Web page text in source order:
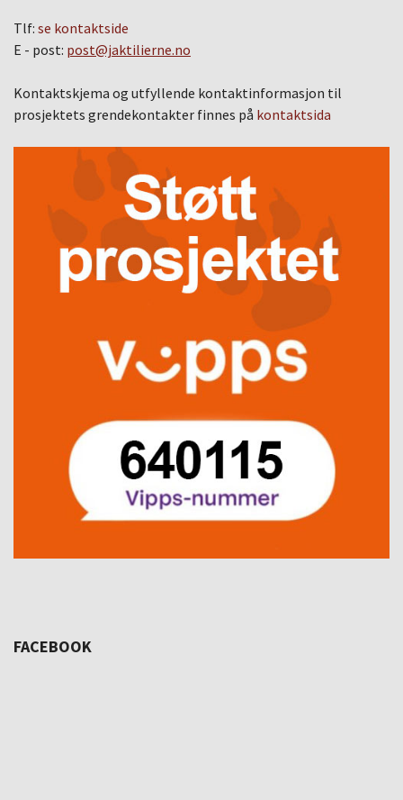
Tlf: se kontaktside
E - post: post@jaktilierne.no
Kontaktskjema og utfyllende kontaktinformasjon til
prosjektets grendekontakter finnes på kontaktsida
FACEBOOK